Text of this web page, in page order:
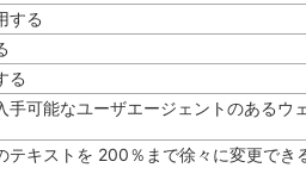
する
る
手可能なユーザエージェントのあるウ
テキストを 200％まで徐々に変更でき